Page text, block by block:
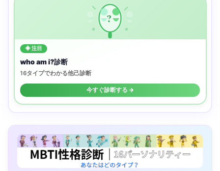
?
◈ 注目
who am i?診断
16タイプでわかる他己診断
今すぐ診断する →